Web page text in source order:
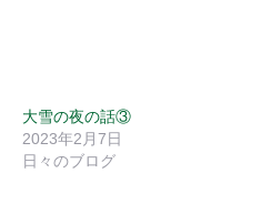
大雪の夜の話③
2023年2月7日
日々のブログ